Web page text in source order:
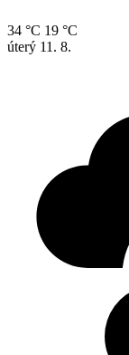
34 °C 19 °C
úterý 11. 8.